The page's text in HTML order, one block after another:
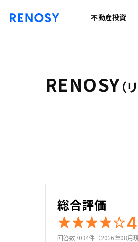
不動産投資
RENOSY（
総合評価
回答数7084件（2026年08月現